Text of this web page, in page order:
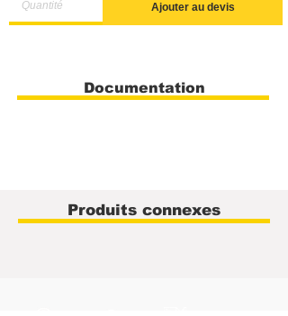
Ajouter au devis
Documentation
Produits connexes